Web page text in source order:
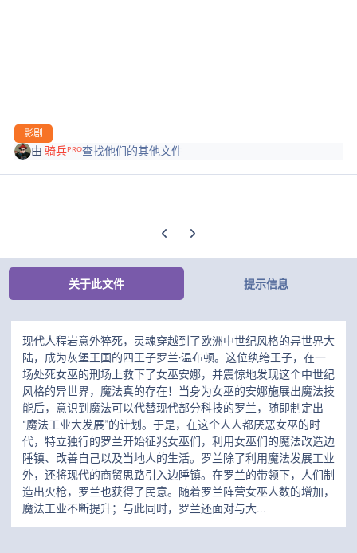
影剧
由骑兵ᴾᴿᴼ查找他们的其他文件
上一张轮播幻灯片
下一张轮播幻灯片
关于此文件 提示信息
现代人程岩意外猝死，灵魂穿越到了欧洲中世纪风格的异世界大
陆，成为灰堡王国的四王子罗兰·温布顿。这位纨绔王子，在一
场处死女巫的刑场上救下了女巫安娜，并震惊地发现这个中世纪
风格的异世界，魔法真的存在！当身为女巫的安娜施展出魔法技
能后，意识到魔法可以代替现代部分科技的罗兰，随即制定出
“魔法工业大发展”的计划。于是，在这个人人都厌恶女巫的时
代，特立独行的罗兰开始征兆女巫们，利用女巫们的魔法改造边
陲镇、改善自己以及当地人的生活。罗兰除了利用魔法发展工业
外，还将现代的商贸思路引入边陲镇。在罗兰的带领下，人们制
造出火枪，罗兰也获得了民意。随着罗兰阵营女巫人数的增加，
魔法工业不断提升；与此同时，罗兰还面对与大...